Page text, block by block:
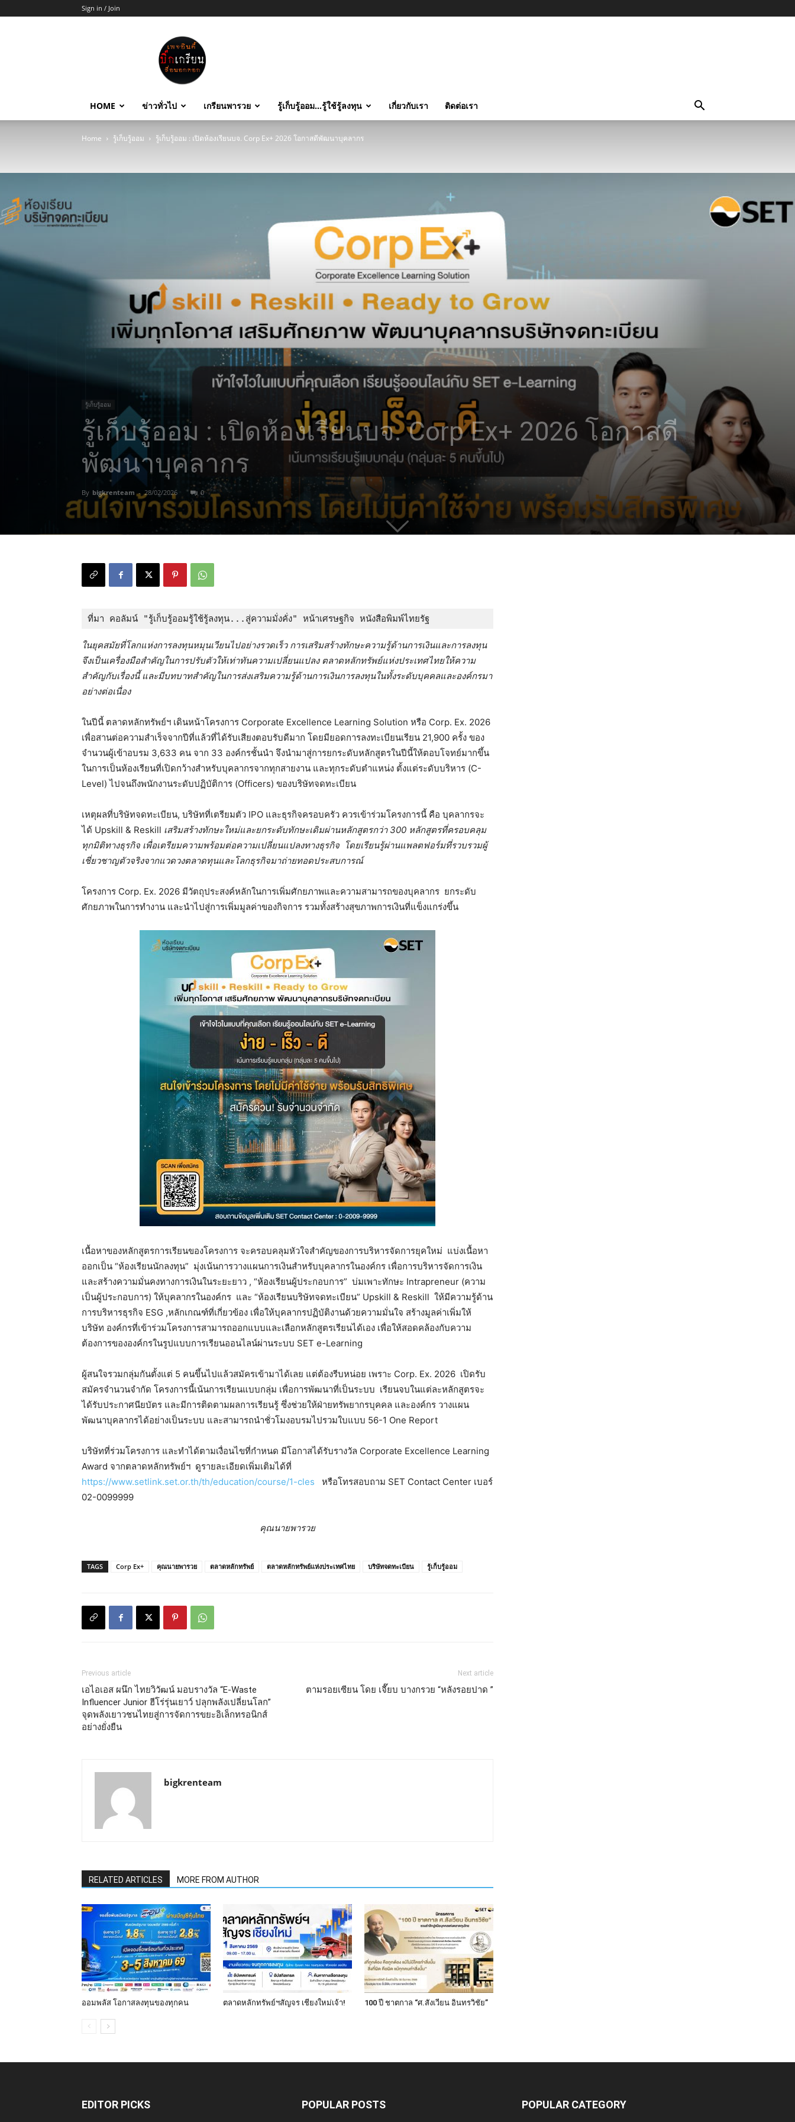
Sign in / Join
บิ๊ก
เกรียน
HOME ข่าวทั่วไป เกรียนพารวย รู้เก็บรู้ออม…รู้ใช้รู้ลงทุน เกี่ยวกับเรา ติดต่อเรา
Home รู้เก็บรู้ออม รู้เก็บรู้ออม : เปิดห้องเรียนบจ. Corp Ex+ 2026 โอกาสดีพัฒนาบุคลากร
รู้เก็บรู้ออม
รู้เก็บรู้ออม : เปิดห้องเรียนบจ. Corp Ex+ 2026 โอกาสดี
พัฒนาบุคลากร
By bigkrenteam - 28/02/2026 0
ที่มา คอลัมน์ "รู้เก็บรู้ออมรู้ใช้รู้ลงทุน...สู่ความมั่งคั่ง" หน้าเศรษฐกิจ หนังสือพิมพ์ไทยรัฐ
ในยุคสมัยที่โลกแห่งการลงทุนหมุนเวียนไปอย่างรวดเร็ว การเสริมสร้างทักษะความรู้ด้านการเงินและการลงทุน
จึงเป็นเครื่องมือสำคัญในการปรับตัวให้เท่าทันความเปลี่ยนแปลง ตลาดหลักทรัพย์แห่งประเทศไทยให้ความ
สำคัญกับเรื่องนี้ และมีบทบาทสำคัญในการส่งเสริมความรู้ด้านการเงินการลงทุนในทั้งระดับบุคคลและองค์กรมา
อย่างต่อเนื่อง
ในปีนี้ ตลาดหลักทรัพย์ฯ เดินหน้าโครงการ Corporate Excellence Learning Solution หรือ Corp. Ex. 2026
เพื่อสานต่อความสำเร็จจากปีที่แล้วที่ได้รับเสียงตอบรับดีมาก โดยมียอดการลงทะเบียนเรียน 21,900 ครั้ง ของ
จำนวนผู้เข้าอบรม 3,633 คน จาก 33 องค์กรชั้นนำ จึงนำมาสู่การยกระดับหลักสูตรในปีนี้ให้ตอบโจทย์มากขึ้น
ในการเป็นห้องเรียนที่เปิดกว้างสำหรับบุคลากรจากทุกสายงาน และทุกระดับตำแหน่ง ตั้งแต่ระดับบริหาร (C-
Level) ไปจนถึงพนักงานระดับปฏิบัติการ (Officers) ของบริษัทจดทะเบียน
เหตุผลที่บริษัทจดทะเบียน, บริษัทที่เตรียมตัว IPO และธุรกิจครอบครัว ควรเข้าร่วมโครงการนี้ คือ บุคลากรจะ
ได้ Upskill & Reskill เสริมสร้างทักษะใหม่และยกระดับทักษะเดิมผ่านหลักสูตรกว่า 300 หลักสูตรที่ครอบคลุม
ทุกมิติทางธุรกิจ เพื่อเตรียมความพร้อมต่อความเปลี่ยนแปลงทางธุรกิจ โดยเรียนรู้ผ่านแพลตฟอร์มที่รวบรวมผู้
เชี่ยวชาญตัวจริงจากแวดวงตลาดทุนและโลกธุรกิจมาถ่ายทอดประสบการณ์
โครงการ Corp. Ex. 2026 มีวัตถุประสงค์หลักในการเพิ่มศักยภาพและความสามารถของบุคลากร ยกระดับ
ศักยภาพในการทำงาน และนำไปสู่การเพิ่มมูลค่าของกิจการ รวมทั้งสร้างสุขภาพการเงินที่แข็งแกร่งขึ้น
เนื้อหาของหลักสูตรการเรียนของโครงการ จะครอบคลุมหัวใจสำคัญของการบริหารจัดการยุคใหม่ แบ่งเนื้อหา
ออกเป็น “ห้องเรียนนักลงทุน” มุ่งเน้นการวางแผนการเงินสำหรับบุคลากรในองค์กร เพื่อการบริหารจัดการเงิน
และสร้างความมั่นคงทางการเงินในระยะยาว , “ห้องเรียนผู้ประกอบการ” บ่มเพาะทักษะ Intrapreneur (ความ
เป็นผู้ประกอบการ) ให้บุคลากรในองค์กร และ “ห้องเรียนบริษัทจดทะเบียน” Upskill & Reskill ให้มีความรู้ด้าน
การบริหารธุรกิจ ESG ,หลักเกณฑ์ที่เกี่ยวข้อง เพื่อให้บุคลากรปฏิบัติงานด้วยความมั่นใจ สร้างมูลค่าเพิ่มให้
บริษัท องค์กรที่เข้าร่วมโครงการสามารถออกแบบและเลือกหลักสูตรเรียนได้เอง เพื่อให้สอดคล้องกับความ
ต้องการขององค์กรในรูปแบบการเรียนออนไลน์ผ่านระบบ SET e-Learning
ผู้สนใจรวมกลุ่มกันตั้งแต่ 5 คนขึ้นไปแล้วสมัครเข้ามาได้เลย แต่ต้องรีบหน่อย เพราะ Corp. Ex. 2026 เปิดรับ
สมัครจำนวนจำกัด โครงการนี้เน้นการเรียนแบบกลุ่ม เพื่อการพัฒนาที่เป็นระบบ เรียนจบในแต่ละหลักสูตรจะ
ได้รับประกาศนียบัตร และมีการติดตามผลการเรียนรู้ ซึ่งช่วยให้ฝ่ายทรัพยากรบุคคล และองค์กร วางแผน
พัฒนาบุคลากรได้อย่างเป็นระบบ และสามารถนำชั่วโมงอบรมไปรวมใบแบบ 56-1 One Report
บริษัทที่ร่วมโครงการ และทำได้ตามเงื่อนไขที่กำหนด มีโอกาสได้รับรางวัล Corporate Excellence Learning
Award จากตลาดหลักทรัพย์ฯ ดูรายละเอียดเพิ่มเติมได้ที่
https://www.setlink.set.or.th/th/education/course/1-cles หรือโทรสอบถาม SET Contact Center เบอร์
02-0099999
คุณนายพารวย
TAGS Corp Ex+ คุณนายพารวย ตลาดหลักทรัพย์ ตลาดหลักทรัพย์แห่งประเทศไทย บริษัทจดทะเบียน รู้เก็บรู้ออม
Previous article
เอไอเอส ผนึก ไทยวิวัฒน์ มอบรางวัล “E-Waste
Influencer Junior ฮีโร่รุ่นเยาว์ ปลุกพลังเปลี่ยนโลก”
จุดพลังเยาวชนไทยสู่การจัดการขยะอิเล็กทรอนิกส์
อย่างยั่งยืน
Next article
ตามรอยเซียน โดย เจี๊ยบ บางกรวย “หลังรอยปาด ”
bigkrenteam
RELATED ARTICLES MORE FROM AUTHOR
ออมพลัส โอกาสลงทุนของทุกคน ตลาดหลักทรัพย์ฯสัญจร เชียงใหม่เจ้า! 100 ปี ชาตกาล “ศ.สังเวียน อินทรวิชัย”
EDITOR PICKS POPULAR POSTS POPULAR CATEGORY